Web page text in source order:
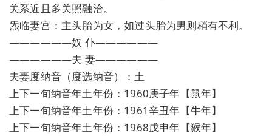
关系近且多关照融洽。
炁临妻宫：主头胎为女，如过头胎为男则稍有不利。
——————奴 仆——————
——————夫 妻——————
夫妻度纳音（度选纳音）：土
上下一旬纳音年土年份：1960庚子年【鼠年】
上下一旬纳音年土年份：1961辛丑年【牛年】
上下一旬纳音年土年份：1968戊申年【猴年】